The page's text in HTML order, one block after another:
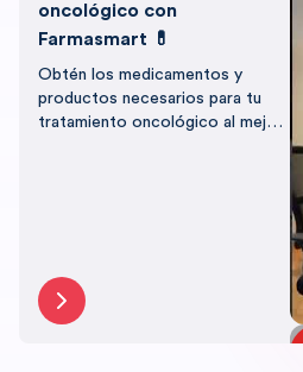
oncológico con
Farmasmart 💊
Obtén los medicamentos y
productos necesarios para tu
tratamiento oncológico al mejor